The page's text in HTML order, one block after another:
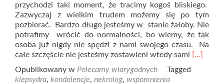
przychodzi taki moment, że tracimy kogoś bliskiego.
Zazwyczaj z wielkim trudem możemy się po tym
pozbierać. Bardzo długo jesteśmy w stanie żałoby. Nie
potrafimy wrócić do normalności, bo wiemy, że tak
osoba już nigdy nie spędzi z nami swojego czasu. Na
całe szczęście nie jesteśmy zostawieni wtedy sami Read
[…]
Opublikowany w Polecamy wiarygodnych
Tagged
klepsydra, kondolencje, nekrolog, wspomnienia